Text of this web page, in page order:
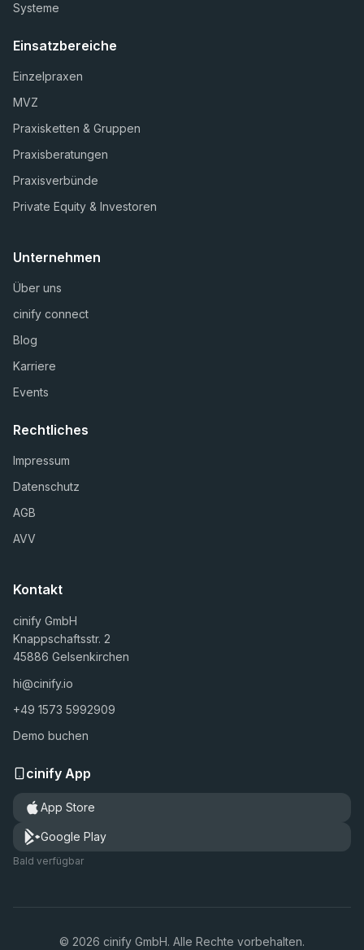
Systeme
Einsatzbereiche
Einzelpraxen
MVZ
Praxisketten & Gruppen
Praxisberatungen
Praxisverbünde
Private Equity & Investoren
Unternehmen
Über uns
cinify connect
Blog
Karriere
Events
Rechtliches
Impressum
Datenschutz
AGB
AVV
Kontakt
cinify GmbH
Knappschaftsstr. 2
45886 Gelsenkirchen
hi@cinify.io
+49 1573 5992909
Demo buchen
cinify App
App Store
Google Play
Bald verfügbar
© 2026 cinify GmbH. Alle Rechte vorbehalten.